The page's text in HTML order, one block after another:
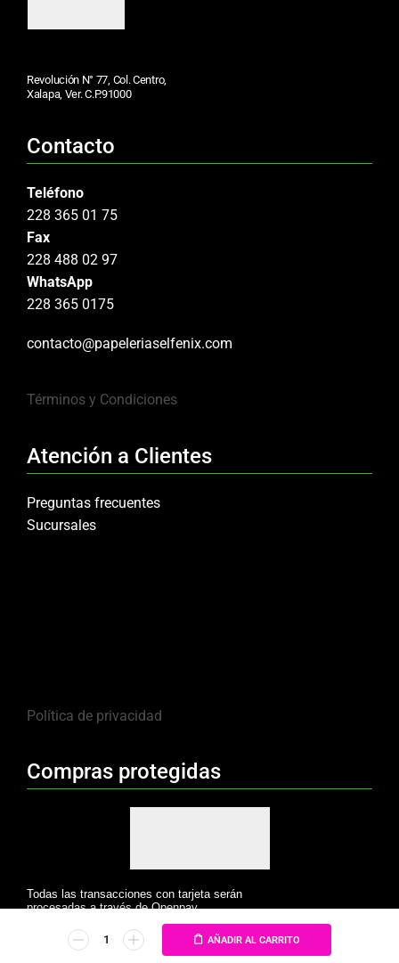
AÑADIR AL CARRITO
Revolución N° 77, Col. Centro,
Xalapa, Ver. C.P.91000
Contacto
Teléfono
228 365 01 75
Fax
228 488 02 97
WhatsApp
228 365 0175
contacto@papeleriaselfenix.com
Términos y Condiciones
Atención a Clientes
Preguntas frecuentes
Sucursales
Política de privacidad
Compras protegidas
Todas las transacciones con tarjeta serán
procesadas a través de Openpay.